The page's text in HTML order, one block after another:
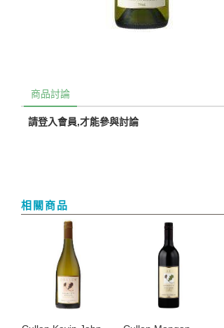
商品討論
請登入會員,才能參與討論
相關商品